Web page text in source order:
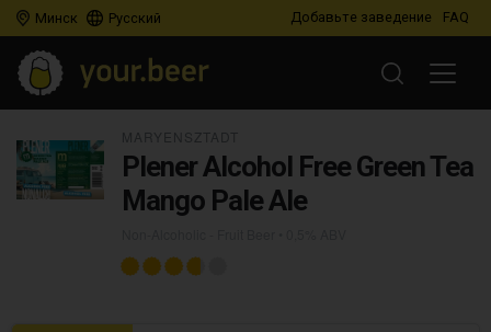
Минск Русский Добавьте заведение FAQ
Plener Alcohol Free Green Tea
Mango Pale Ale